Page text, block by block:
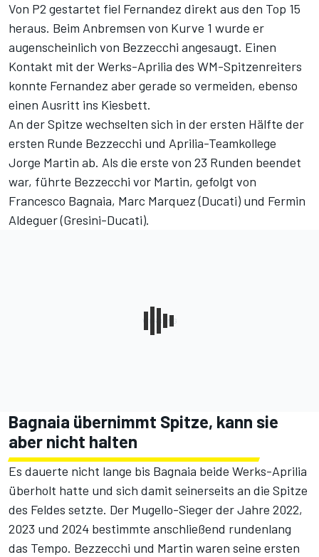
Von P2 gestartet fiel Fernandez direkt aus den Top 15
heraus. Beim Anbremsen von Kurve 1 wurde er
augenscheinlich von Bezzecchi angesaugt. Einen
Kontakt mit der Werks-Aprilia des WM-Spitzenreiters
konnte Fernandez aber gerade so vermeiden, ebenso
einen Ausritt ins Kiesbett.
An der Spitze wechselten sich in der ersten Hälfte der
ersten Runde Bezzecchi und Aprilia-Teamkollege
Jorge Martin ab. Als die erste von 23 Runden beendet
war, führte Bezzecchi vor Martin, gefolgt von
Francesco Bagnaia, Marc Marquez (Ducati) und Fermin
Aldeguer (Gresini-Ducati).
Bagnaia übernimmt Spitze, kann sie
aber nicht halten
Es dauerte nicht lange bis Bagnaia beide Werks-Aprilia
überholt hatte und sich damit seinerseits an die Spitze
des Feldes setzte. Der Mugello-Sieger der Jahre 2022,
2023 und 2024 bestimmte anschließend rundenlang
das Tempo. Bezzecchi und Martin waren seine ersten